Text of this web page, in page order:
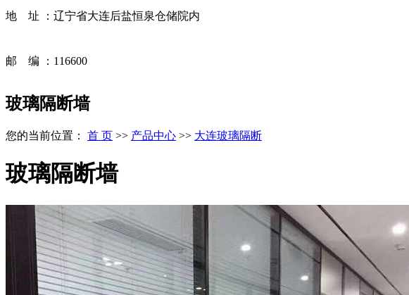
地 址 ：辽宁省大连后盐恒泉仓储院内
邮 编 ：116600
玻璃隔断墙
您的当前位置： 首 页 >> 产品中心 >> 大连玻璃隔断
玻璃隔断墙